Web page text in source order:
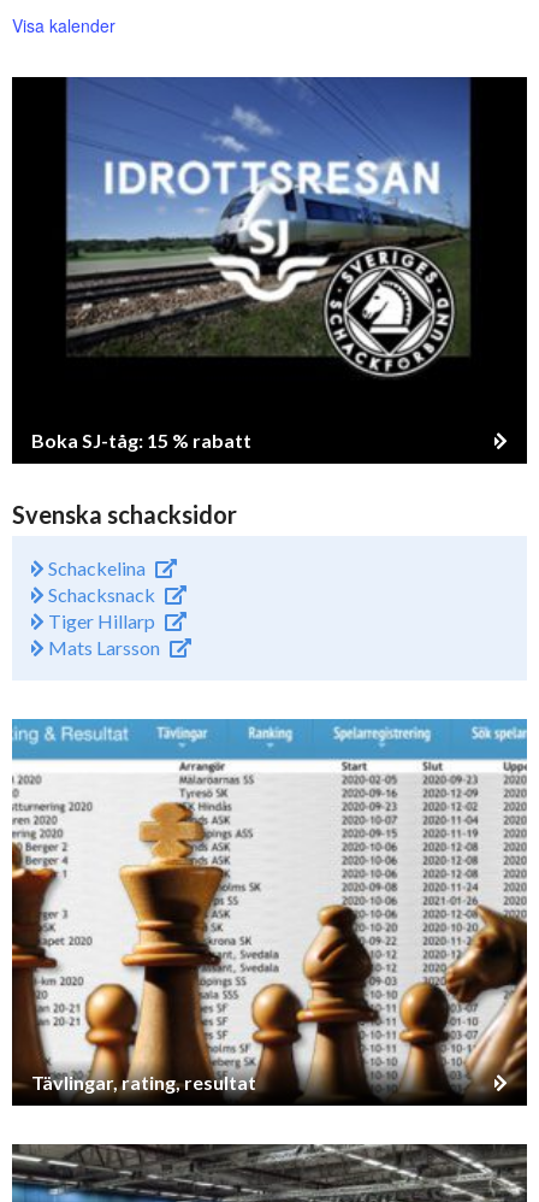
Visa kalender
Boka SJ-tåg: 15 % rabatt
Svenska schacksidor
Schackelina
Schacksnack
Tiger Hillarp
Mats Larsson
Tävlingar, rating, resultat